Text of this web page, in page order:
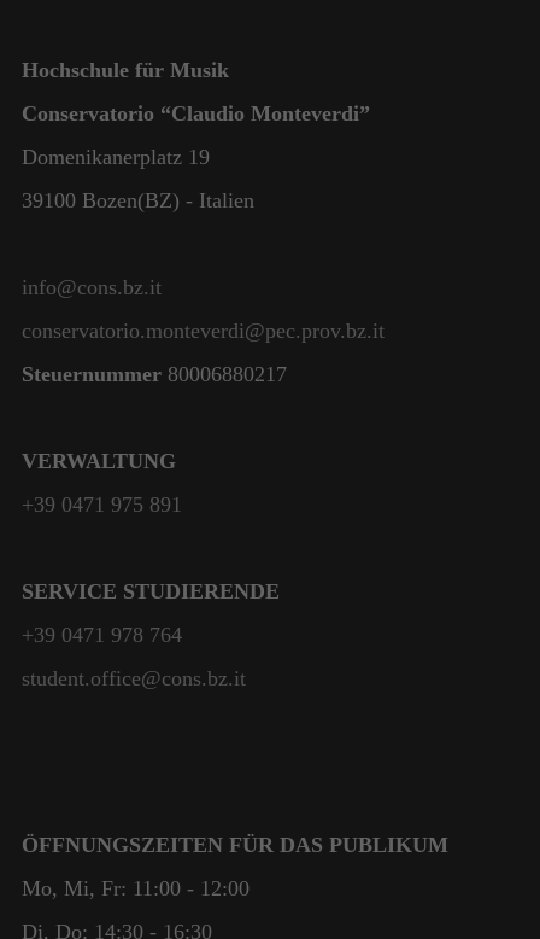
Hochschule für Musik
Conservatorio “Claudio Monteverdi”
Domenikanerplatz 19
39100 Bozen(BZ) - Italien
info@cons.bz.it
conservatorio.monteverdi@pec.prov.bz.it
Steuernummer 80006880217
VERWALTUNG
+39 0471 975 891
SERVICE STUDIERENDE
+39 0471 978 764
student.office@cons.bz.it
ÖFFNUNGSZEITEN FÜR DAS PUBLIKUM
Mo, Mi, Fr: 11:00 - 12:00
Di, Do: 14:30 - 16:30